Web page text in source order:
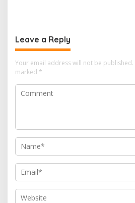
Leave a Reply
Your email address will not be published.
marked *